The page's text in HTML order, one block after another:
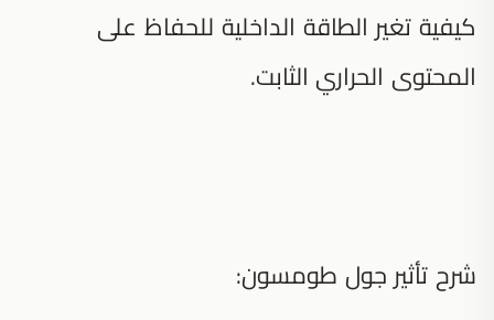
كيفية تغير الطاقة الداخلية للحفاظ على
المحتوى الحراري الثابت.
شرح تأثير جول طومسون: